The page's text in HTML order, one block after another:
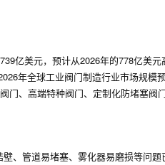
亿美元，预计从2026年的778亿美
年全球工业阀门制造行业市场规模
、高端特种阀门、定制化防堵塞阀
、管道易堵塞、雾化器易磨损等问